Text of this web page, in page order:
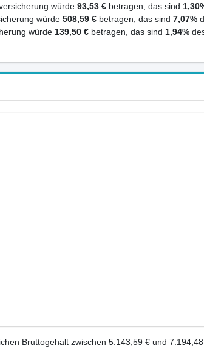
würde 93,53 €betragen, das sind
würde 508,59 €betragen, das sind 7,07%
würde 139,50 €betragen, das sind 1,94%
Bruttogehalt zwischen 5.143,59 € und